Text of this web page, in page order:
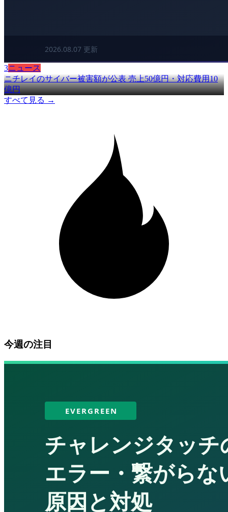
3ニュース
ニチレイのサイバー被害額が公表 売上50億円・対応費用10
億円
すべて見る →
今週の注目